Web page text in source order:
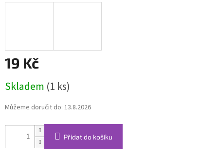
19 Kč
cena:
Skladem (1 ks)
Můžeme doručit do: 13.8.2026
Přidat do košíku